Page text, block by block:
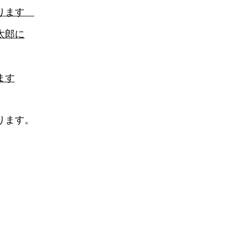
ます
郎に
す
す。